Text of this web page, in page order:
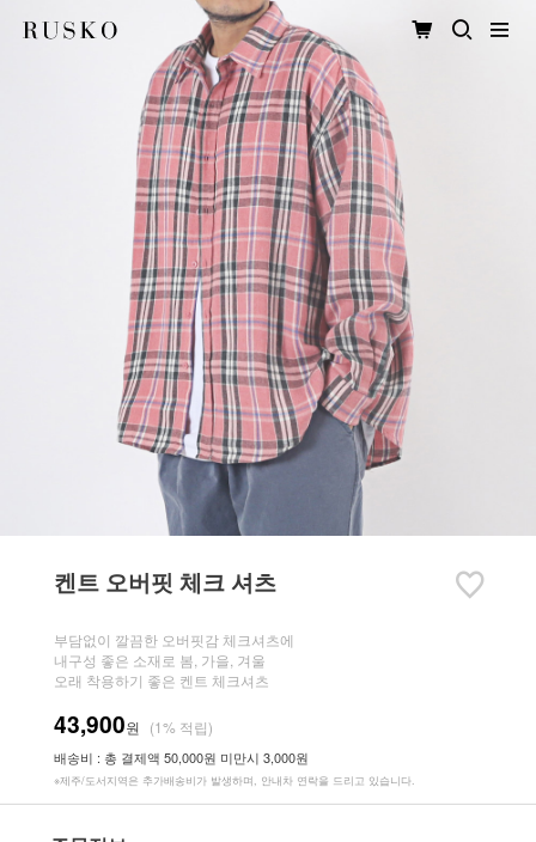
켄트 오버핏 체크 셔츠
부담없이 깔끔한 오버핏감 체크셔츠에
내구성 좋은 소재로 봄, 가을, 겨울
오래 착용하기 좋은 켄트 체크셔츠
43,900원 (1% 적립)
배송비 : 총 결제액 50,000원 미만시 3,000원
※제주/도서지역은 추가배송비가 발생하며, 안내차 연락을 드리고 있습니다.